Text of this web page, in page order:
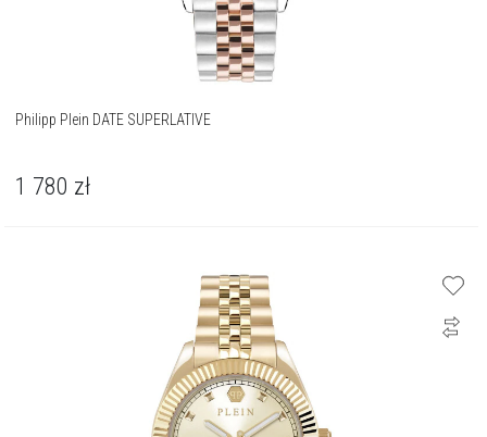
Philipp Plein DATE SUPERLATIVE
1 780 zł